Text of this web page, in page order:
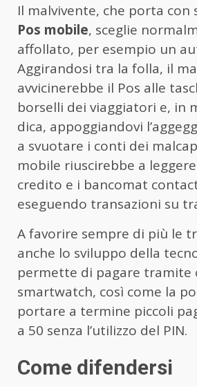
Il malvivente, che porta con
Pos mobile, sceglie
affollato, per esempio un
Aggirandosi tra la folla, il
avvicinerebbe il Pos alle
borselli dei viaggiatori e, in
dica, appoggiandovi
a svuotare i conti dei
mobile riuscirebbe a
credito e i bancomat
eseguendo transazioni su
A favorire sempre di più le
anche lo sviluppo della
permette di pagare tramite
smartwatch, così come la
portare a termine piccoli
a 50 senza l’utilizzo del PIN.
Come difendersi